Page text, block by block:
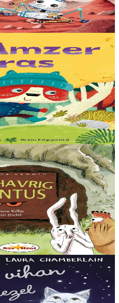
de se lover sur le sofa pour
Mais, Mammig n'est pas du tout
terrier, un bruit bizarre le fait
qui bouge, quelque chose avec